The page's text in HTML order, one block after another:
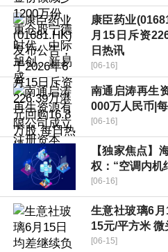
康臣药业
月15日斥资
日热讯
[06-16]
南通启涛再生
000万人民币|
[06-16]
【独家焦点】
权：“空调内机
[06-16]
生意社玻璃6
15元/平方米 微
[06-15]